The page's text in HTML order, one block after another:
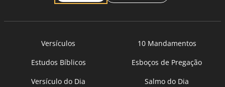
Versículos
10 Mandamentos
Estudos Bíblicos
Esboços de Pregação
Versículo do Dia
Salmo do Dia